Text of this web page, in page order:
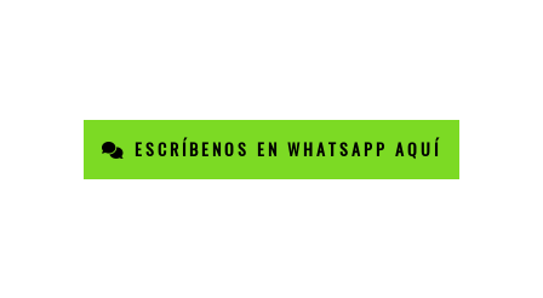
ESCRÍBENOS EN WHATSAPP AQUÍ